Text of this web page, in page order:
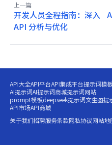
上一篇
开发人员全程指南：深入
API 分析与优化
API大全API平台API集成平台提示词模板
AI提示词AI提示词商城提示词网站
prompt模板deepseek提示词文生图提
API市场API商城
关于我们招聘服务条款隐私协议网站地